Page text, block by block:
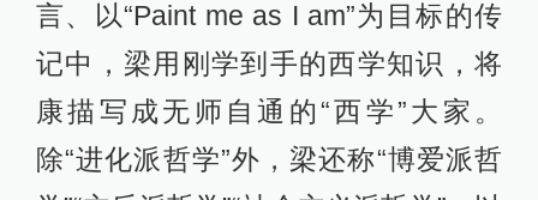
篇，谈“最近世”之学术：“……南海则
对于此种观念，施根本的疗治也。三
世之义立，则以进化之理，释经世之
志，遍读群书，而无所于阂，而导人